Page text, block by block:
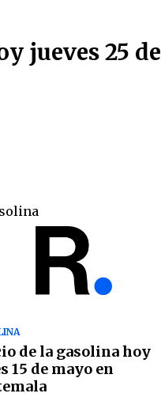
jueves 25 de
de la gasolina hoy
15 de mayo en